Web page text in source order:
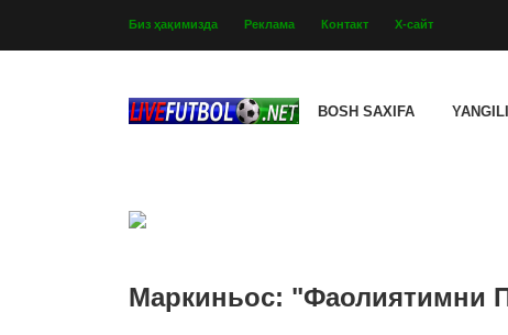
Биз ҳақимизда Реклама Контакт Х-сайт
BOSH SAXIFA
Маркиньос: "Фаолиятимни